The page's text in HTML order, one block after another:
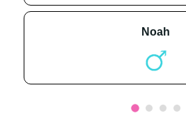
noah